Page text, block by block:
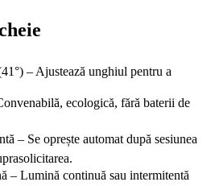
– Ajustează unghiul pentru a
ecologică, fără baterii de
– Se oprește automat după sesiunea
– Lumină continuă sau intermitentă